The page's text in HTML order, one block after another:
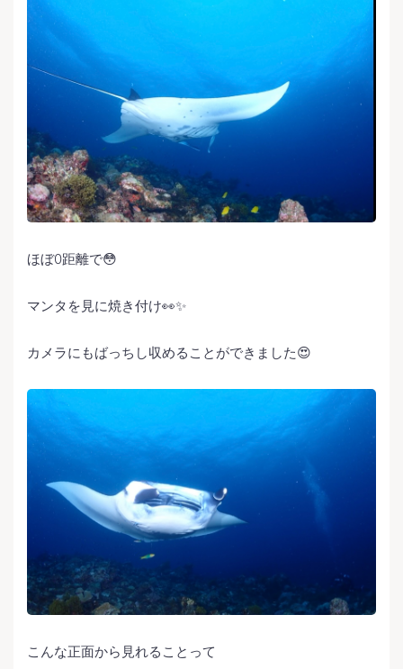
ほぼ0距離で😳
マンタを見に焼き付け👀✨
カメラにもばっちし収めることができました😍
こんな正面から見れることって